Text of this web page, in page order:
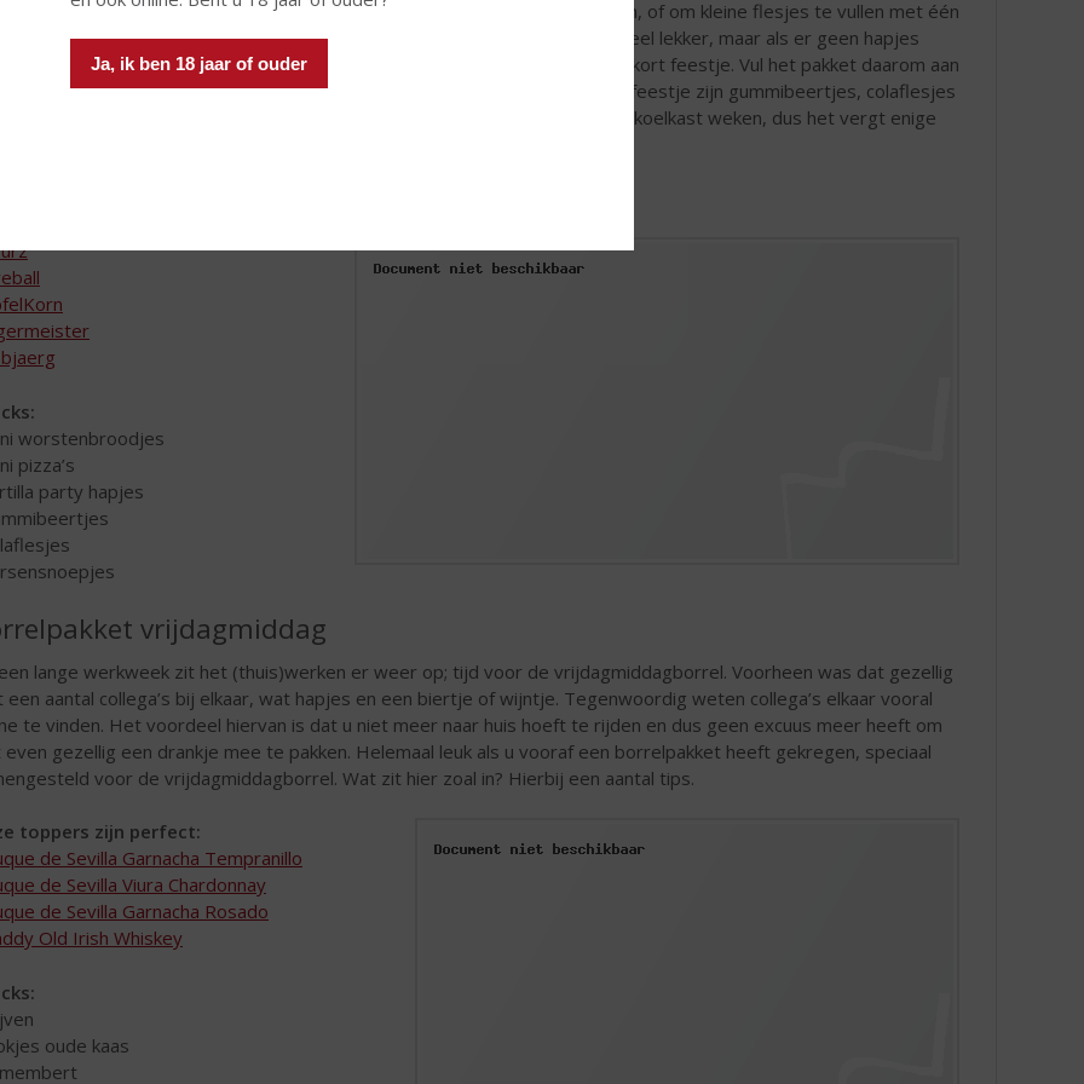
Ja, ik ben 18 jaar of ouder
pakketten samenstellen, dan is het wellicht handig om mini-flesjes te kopen, of om kleine flesjes te vullen met één
de toppers en hier een etiket op te plakken. Al deze shotjes zijn natuurlijk heel lekker, maar als er geen hapjes
zullen veel van uw vrienden kunnen afhaken en dan wordt het een heel kort feestje. Vul het pakket daarom aan
een aantal bijpassende lekkere snacks. Een extra leuke aanvulling voor het feestje zijn gummibeertjes, colaflesjes
geweekt in de vodka. Deze moeten wel minimaal 7 uur in de koelkast weken, dus het vergt enige
worstenbroodjes
pizza’s
party hapjes
vrijdagmiddag
lange werkweek zit het (thuis)werken er weer op; tijd voor de vrijdagmiddagborrel. Voorheen was dat gezellig
een aantal collega’s bij elkaar, wat hapjes en een biertje of wijntje. Tegenwoordig weten collega’s elkaar vooral
te vinden. Het voordeel hiervan is dat u niet meer naar huis hoeft te rijden en dus geen excuus meer heeft om
even gezellig een drankje mee te pakken. Helemaal leuk als u vooraf een borrelpakket heeft gekregen, speciaal
voor de vrijdagmiddagborrel. Wat zit hier zoal in? Hierbij een aantal tips.
toppers zijn perfect:
de Sevilla Garnacha Tempranillo
de Sevilla Viura Chardonnay
de Sevilla Garnacha Rosado
Old Irish Whiskey
oude kaas